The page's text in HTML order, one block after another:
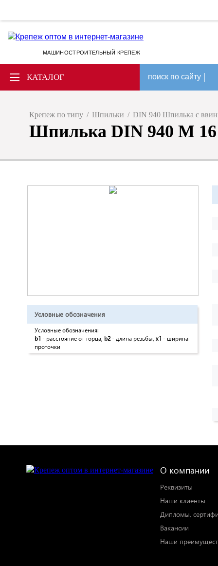
МАШИНОСТРОИТЕЛЬНЫЙ КРЕПЕЖ
КАТАЛОГ поиск по сайту
Крепеж по типу / Шпильки / DIN 940 Шпилька с
Шпилька DIN 940 М 16
Условные обозначения
Условные обозначения:
b1 - расстояние от торца, b2- длина резьбы, x1 - ширина
проточки
О компании
Реквизиты
Наши клиенты
Дипломы,
Вакансии
Наши